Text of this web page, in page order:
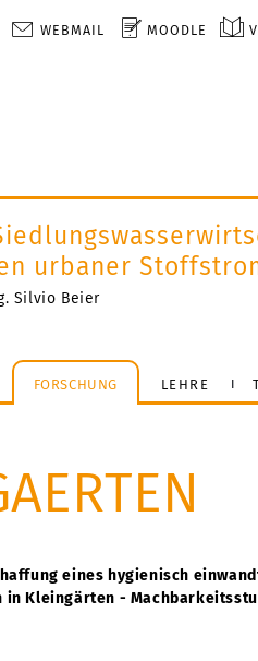
WEBMAIL MOODLE
urbaner
Silvio Beier
FORSCHUNG LEHRE
eines hygienisch
in Kleingärten -